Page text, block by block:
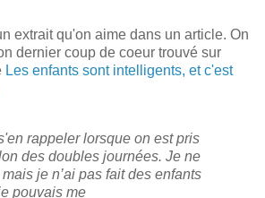
extrait qu'on aime dans un article. On
dernier coup de coeur trouvé sur
Les enfants sont intelligents, et c'est
rappeler lorsque on est pris
des doubles journées. Je ne
je n’ai pas fait des enfants
pouvais me